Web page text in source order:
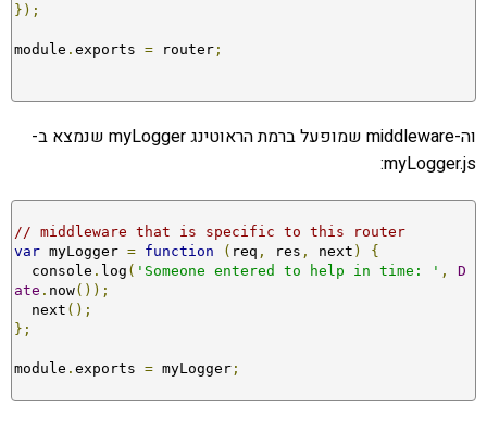
});
module . exports = router ;
וה-middleware שמופעל ברמת הראוטינג myLogger שנמצא ב-
myLogger.js:
// middleware that is specific to this router
var myLogger = function ( req , res , next )
{
  console
. log ( 'Someone entered to help in time: ' ,
D
ate . now());
  next
();
};
module . exports = myLogger ;